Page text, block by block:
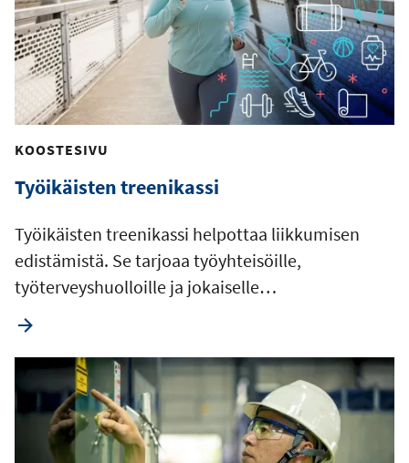
KOOSTESIVU
Työikäisten treenikassi
Työikäisten treenikassi helpottaa liikkumisen
edistämistä. Se tarjoaa työyhteisöille,
työterveyshuolloille ja jokaiselle…